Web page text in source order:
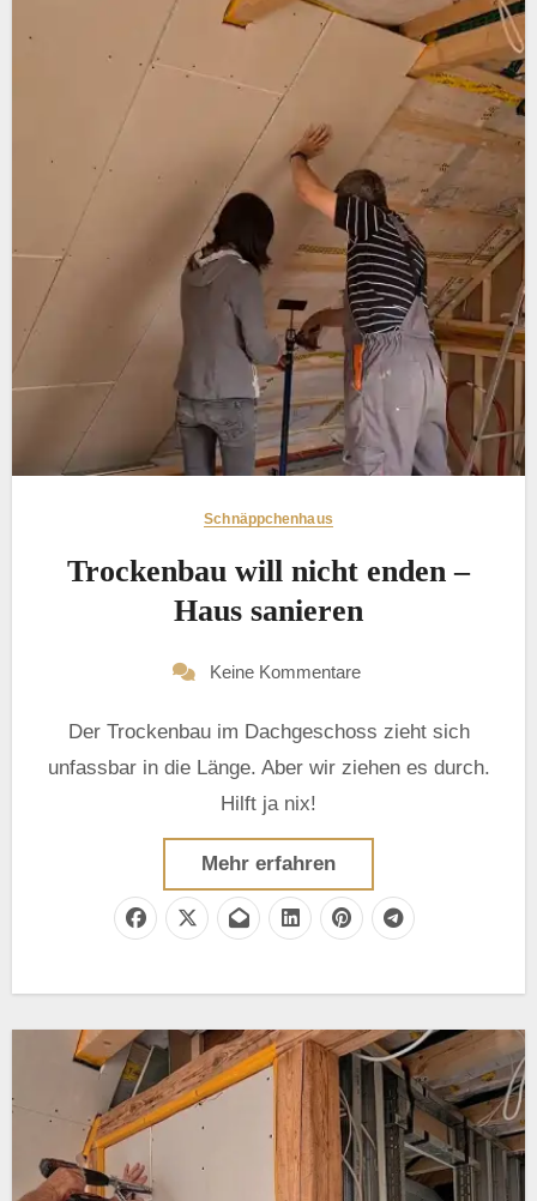
Schnäppchenhaus
Trockenbau will nicht enden –
Haus sanieren
Keine Kommentare
Der Trockenbau im Dachgeschoss zieht sich
unfassbar in die Länge. Aber wir ziehen es durch.
Hilft ja nix!
Mehr erfahren